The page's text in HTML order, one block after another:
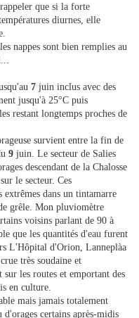
que si la forte
diurnes, elle
nappes sont bien remplies au
7 juin inclus avec des
jusqu'à 25°C puis
restant longtemps proches de
survient entre la fin de
9 juin. Le secteur de Salies
descendant de la Chalosse
le secteur. Ces
dans un tintamarre
grêle. Mon pluviomètre
voisins parlant de 90 à
que les quantités d'eau furent
L'Hôpital d'Orion, Lanneplàa
très soudaine et
sur les routes et emportant des
en culture.
mais jamais totalement
d'orages certains après-midis